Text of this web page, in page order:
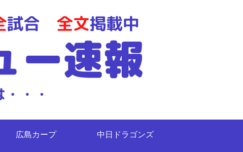
広島カープ 中日ドラゴンズ